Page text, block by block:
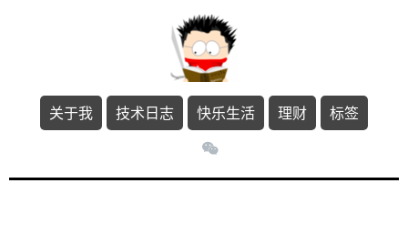
关于我 技术日志 快乐生活 理财 标签